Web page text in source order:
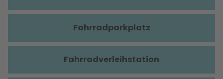
Fahrradparkplatz
Fahrradverleihstation